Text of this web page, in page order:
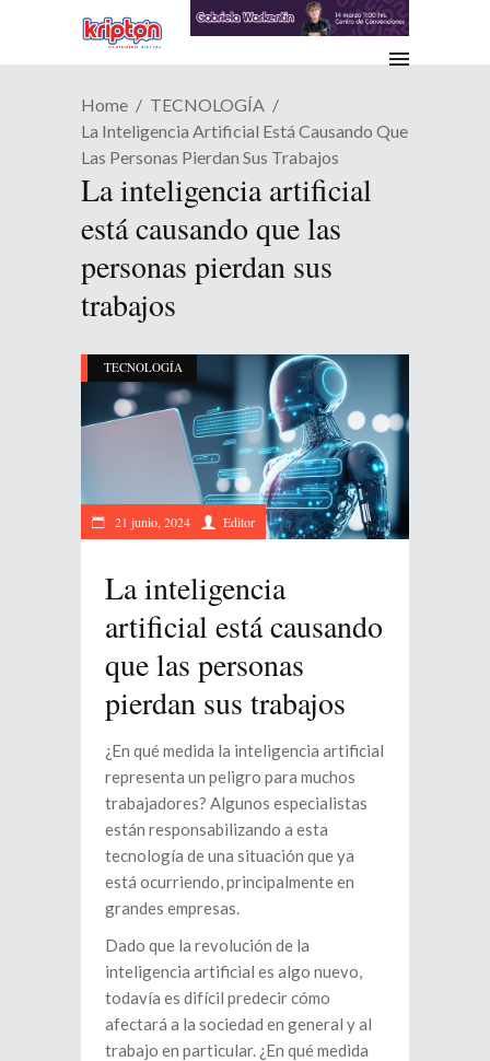
Home
TECNOLOGÍA
La Inteligencia Artificial Está Causando Que
Las Personas Pierdan Sus Trabajos
La inteligencia artificial
está causando que las
personas pierdan sus
trabajos
TECNOLOGÍA
21 junio, 2024 Editor
La inteligencia
artificial está causando
que las personas
pierdan sus trabajos
¿En qué medida la inteligencia artificial
representa un peligro para muchos
trabajadores? Algunos especialistas
están responsabilizando a esta
tecnología de una situación que ya
está ocurriendo, principalmente en
grandes empresas.
Dado que la revolución de la
inteligencia artificial es algo nuevo,
todavía es difícil predecir cómo
afectará a la sociedad en general y al
trabajo en particular. ¿En qué medida